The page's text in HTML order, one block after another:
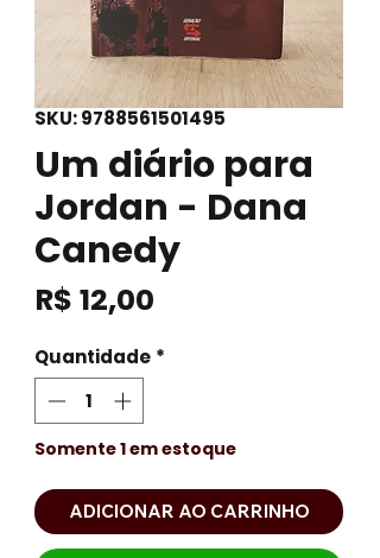
SKU: 9788561501495
Um diário para
Jordan - Dana
Canedy
R$ 12,00
Quantidade *
Somente 1 em estoque
ADICIONAR AO CARRINHO